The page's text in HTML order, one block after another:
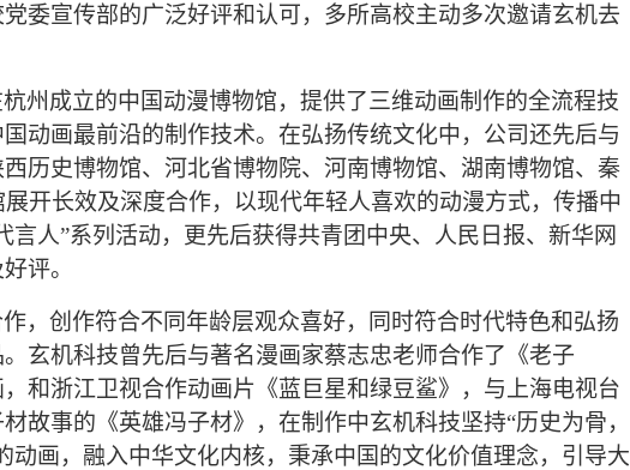
委宣传部的广泛好评和认可，多所高校主动多次邀请玄机去
州成立的中国动漫博物馆，提供了三维动画制作的全流程技
动画最前沿的制作技术。在弘扬传统文化中，公司还先后与
西历史博物馆、河北省博物院、河南博物馆、湖南博物馆、秦
开长效及深度合作，以现代年轻人喜欢的动漫方式，传播中
言人”系列活动，更先后获得共青团中央、人民日报、新华网
评。
，创作符合不同年龄层观众喜好，同时符合时代特色和弘扬
玄机科技曾先后与著名漫画家蔡志忠老师合作了《老子
和浙江卫视合作动画片《蓝巨星和绿豆鲨》，与上海电视台
故事的《英雄冯子材》，在制作中玄机科技坚持“历史为骨，
动画，融入中华文化内核，秉承中国的文化价值理念，引导大